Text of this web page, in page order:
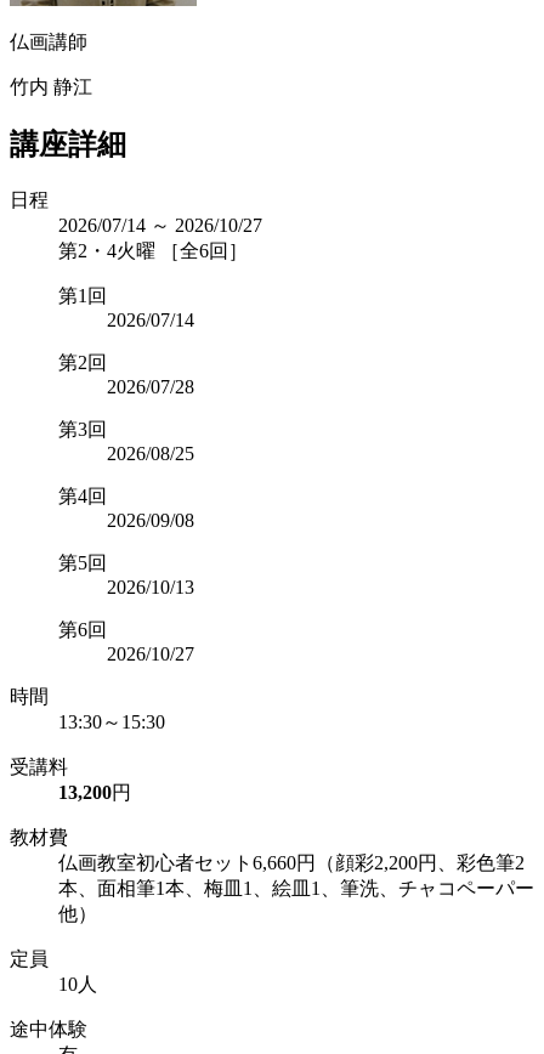
仏画講師
竹内 静江
講座詳細
日程
2026/07/14 ～ 2026/10/27
第2・4火曜 ［全6回］
第1回
2026/07/14
第2回
2026/07/28
第3回
2026/08/25
第4回
2026/09/08
第5回
2026/10/13
第6回
2026/10/27
時間
13:30～15:30
受講料
13,200円
教材費
仏画教室初心者セット6,660円（顔彩2,200円、彩色筆2
本、面相筆1本、梅皿1、絵皿1、筆洗、チャコペーパー
他）
定員
10人
途中体験